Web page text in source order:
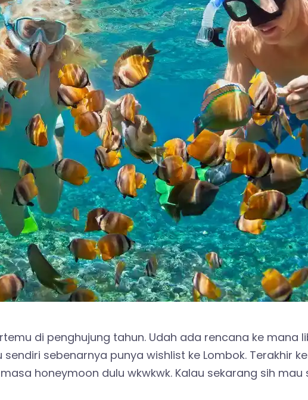
di penghujung tahun. Udah ada rencana ke mana
sebenarnya punya wishlist ke Lombok. Terakhir
honeymoon dulu wkwkwk. Kalau sekarang sih